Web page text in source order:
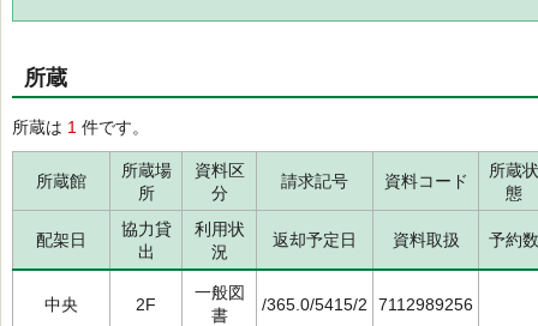
所蔵
所蔵は 1 件です。
所蔵館
所蔵場
所
資料区
分
請求記号 資料コード
所蔵状
態
配架日
協力貸
出
利用状
況
返却予定日 資料取扱 予約数
中央 2F
一般図
書
/365.0/5415/2 7112989256